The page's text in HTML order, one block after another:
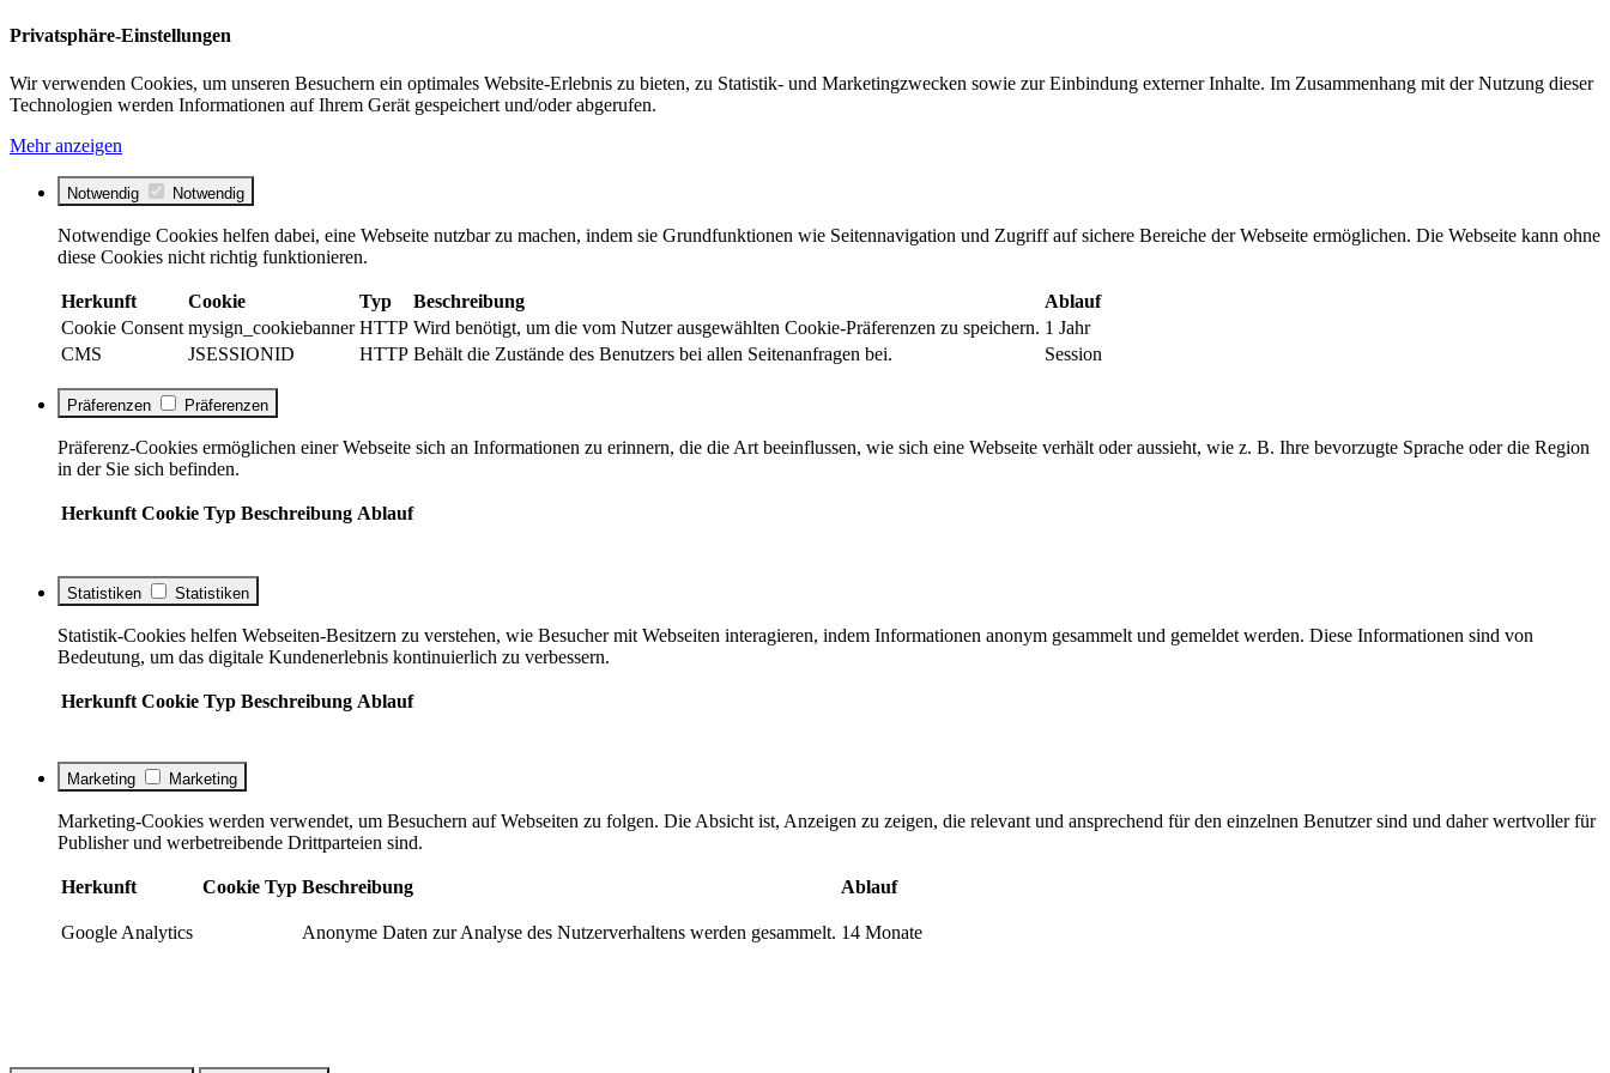
Privatsphäre-Einstellungen
Wir verwenden Cookies, um unseren Besuchern ein optimales Website-Erlebnis zu bieten, zu Statistik- und Marketingzwecken sowie zur Einbindung externer Inhalte. Im Zusammenhang mit der Nutzung dieser
Technologien werden Informationen auf Ihrem Gerät gespeichert und/oder abgerufen.
Mehr anzeigen
Notwendig Notwendig
Notwendige Cookies helfen dabei, eine Webseite nutzbar zu machen, indem sie Grundfunktionen wie Seitennavigation und Zugriff auf sichere Bereiche der Webseite ermöglichen. Die Webseite kann ohne
diese Cookies nicht richtig funktionieren.
Herkunft Cookie Typ Beschreibung
Ablauf
Cookie Consent mysign_cookiebanner HTTP Wird benötigt, um die vom Nutzer ausgewählten Cookie-Präferenzen zu speichern. 1 Jahr
CMS
JSESSIONID HTTP Behält die Zustände des Benutzers bei allen Seitenanfragen bei. Session
Präferenzen Präferenzen
Präferenz-Cookies ermöglichen einer Webseite sich an Informationen zu erinnern, die die Art beeinflussen, wie sich eine Webseite verhält oder aussieht, wie z. B. Ihre bevorzugte Sprache oder die Region
in der Sie sich befinden.
Herkunft Cookie Typ Beschreibung Ablauf
Statistiken Statistiken
Statistik-Cookies helfen Webseiten-Besitzern zu verstehen, wie Besucher mit Webseiten interagieren, indem Informationen anonym gesammelt und gemeldet werden. Diese Informationen sind von
Bedeutung, um das digitale Kundenerlebnis kontinuierlich zu verbessern.
Herkunft Cookie Typ Beschreibung Ablauf
Marketing Marketing
Marketing-Cookies werden verwendet, um Besuchern auf Webseiten zu folgen. Die Absicht ist, Anzeigen zu zeigen, die relevant und ansprechend für den einzelnen Benutzer sind und daher wertvoller für
Publisher und werbetreibende Drittparteien sind.
Herkunft Cookie Typ Beschreibung Ablauf
Google Analytics Anonyme Daten zur Analyse des Nutzerverhaltens werden gesammelt. 14 Monate